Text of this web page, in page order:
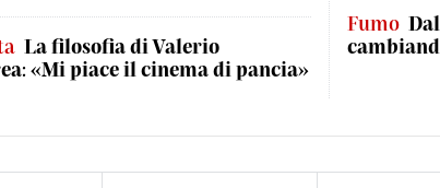
La filosofia di Valerio
«Mi piace il cinema di pancia»
Fumo